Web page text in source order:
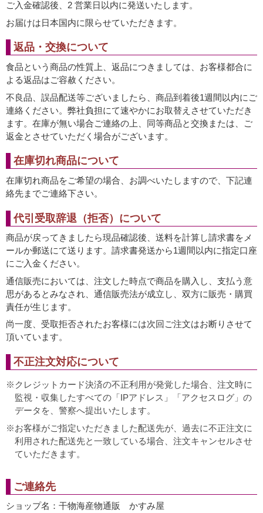
ご入金確認後、2 営業日以内に発送いたします。
お届けは日本国内に限らせていただきます。
返品・交換について
食品という商品の性質上、返品につきましては、お客様都合に
よる返品はご容赦ください。
不良品、誤品配送等ございましたら、商品到着後1週間以内にご
連絡ください。弊社負担にて速やかにお取替えさせていただき
ます。在庫が無い場合ご連絡の上、同等商品と交換または、ご
返金とさせていただく場合がございます。
在庫切れ商品について
在庫切れ商品をご希望の場合、お調べいたしますので、下記連
絡先までご連絡下さい。
代引受取辞退（拒否）について
商品が戻ってきましたら現品確認後、送料を計算し請求書をメ
ールか郵送にて送ります。請求書発送から1週間以内に指定口座
にご入金ください。
通信販売においては、注文した時点で商品を購入し、支払う意
思があるとみなされ、通信販売法が成立し、双方に販売・購買
責任が生じます。
尚一度、受取拒否されたお客様には次回ご注文はお断りさせて
頂いています。
不正注文対応について
クレジットカード決済の不正利用が発覚した場合、注文時に
監視・収集したすべての「IPアドレス」「アクセスログ」の
データを、警察へ提出いたします。
お客様がご指定いただきました配送先が、過去に不正注文に
利用された配送先と一致している場合、注文キャンセルさせ
ていただきます。
ご連絡先
ショップ名：干物海産物通販 かすみ屋